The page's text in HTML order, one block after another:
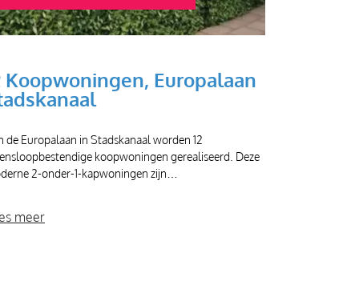
Koopwoningen, Europalaan
de Europalaan in Stadskanaal worden 12
koopwoningen gerealiseerd. Deze
2-onder-1-kapwoningen zijn…
meer